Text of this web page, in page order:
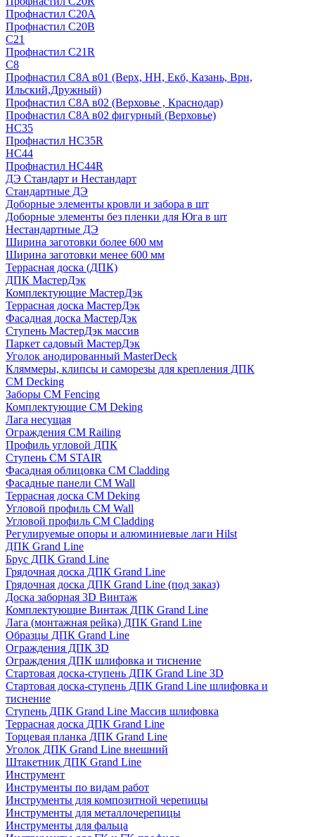
Профнастил С20А
Профнастил С20В
C21
Профнастил С21R
C8
Профнастил С8A в01 (Верх, НН, Екб, Казань, Врн,
Ильский,Дружный)
Профнастил С8A в02 (Верховье , Краснодар)
Профнастил С8A в02 фигурный (Верховье)
HС35
Профнастил HC35R
НС44
Профнастил НС44R
ДЭ Стандарт и Нестандарт
Стандартные ДЭ
Доборные элементы кровли и забора в шт
Доборные элементы без пленки для Юга в шт
Нестандартные ДЭ
Ширина заготовки более 600 мм
Ширина заготовки менее 600 мм
Террасная доска (ДПК)
ДПК МастерДэк
Комплектующие МастерДэк
Террасная доска МастерДэк
Фасадная доска МастерДэк
Ступень МастерДэк массив
Паркет садовый МастерДэк
Уголок анодированный MasterDeck
Кляммеры, клипсы и саморезы для крепления ДПК
CM Decking
Заборы CM Fencing
Комплектующие CM Deking
Лага несущая
Ограждения CM Railing
Профиль угловой ДПК
Ступень CM STAIR
Фасадная облицовка CM Cladding
Фасадные панели CM Wall
Террасная доска CM Deking
Угловой профиль CM Wall
Угловой профиль CM Cladding
Регулируемые опоры и алюминиевые лаги Hilst
ДПК Grand Line
Брус ДПК Grand Line
Грядочная доска ДПК Grand Line
Грядочная доска ДПК Grand Line (под заказ)
Доска заборная 3D Винтаж
Комплектующие Винтаж ДПК Grand Line
Лага (монтажная рейка) ДПК Grand Line
Образцы ДПК Grand Line
Ограждения ДПК 3D
Ограждения ДПК шлифовка и тиснение
Стартовая доска-ступень ДПК Grand Line 3D
Стартовая доска-ступень ДПК Grand Line шлифовка и
тиснение
Ступень ДПК Grand Line Массив шлифовка
Террасная доска ДПК Grand Line
Торцевая планка ДПК Grand Line
Уголок ДПК Grand Line внешний
Штакетник ДПК Grand Line
Инструмент
Инструменты по видам работ
Инструменты для композитной черепицы
Инструменты для металлочерепицы
Инструменты для фальца